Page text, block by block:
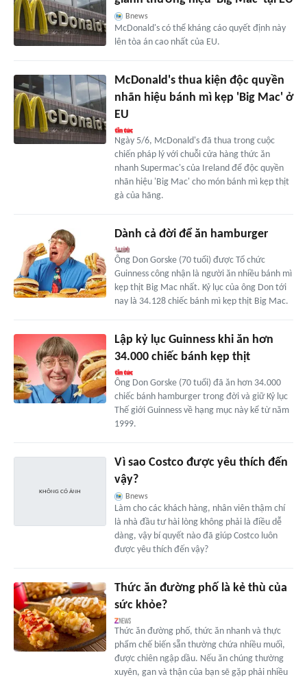
Bnews
McDonald's có thể kháng cáo quyết định này
lên tòa án cao nhất của EU.
McDonald's thua kiện độc quyền
nhãn hiệu bánh mì kẹp 'Big Mac' ở
EU
Ngày 5/6, McDonald's đã thua trong cuộc
chiến pháp lý với chuỗi cửa hàng thức ăn
nhanh Supermac's của Ireland để độc quyền
nhãn hiệu 'Big Mac' cho món bánh mì kẹp thịt
gà của hãng.
Dành cả đời để ăn hamburger
Ông Don Gorske (70 tuổi) được Tổ chức
Guinness công nhận là người ăn nhiều bánh mì
kẹp thịt Big Mac nhất. Kỷ lục của ông Don tới
nay là 34.128 chiếc bánh mì kẹp thịt Big Mac.
Lập kỷ lục Guinness khi ăn hơn
34.000 chiếc bánh kẹp thịt
Ông Don Gorske (70 tuổi) đã ăn hơn 34.000
chiếc bánh hamburger trong đời và giữ Kỷ lục
Thế giới Guinness về hạng mục này kể từ năm
1999.
Vì sao Costco được yêu thích đến
vậy?
Bnews
Làm cho các khách hàng, nhân viên thậm chí
là nhà đầu tư hài lòng không phải là điều dễ
dàng, vậy bí quyết nào đã giúp Costco luôn
được yêu thích đến vậy?
Thức ăn đường phố là kẻ thù của
sức khỏe?
Thức ăn đường phố, thức ăn nhanh và thực
phẩm chế biến sẵn thường chứa nhiều muối,
được chiên ngập dầu. Nếu ăn chúng thường
xuyên, gan và thận của bạn sẽ gặp phải nhiều